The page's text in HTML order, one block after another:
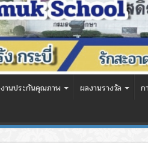
งานประกันคุณภาพ ผลงานรางวัล ก